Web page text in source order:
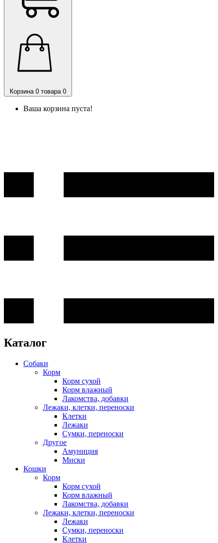
Корзина 0 товара 0
Ваша корзина пуста!
Каталог
Собаки
Корм
Корм сухой
Корм влажный
Лакомства, добавки
Лежаки, клетки, переноски
Клетки
Лежаки
Сумки, переноски
Другое
Амуниция
Миски
Кошки
Корм
Корм сухой
Корм влажный
Лакомства, добавки
Лежаки, клетки, переноски
Лежаки
Сумки, переноски
Клетки